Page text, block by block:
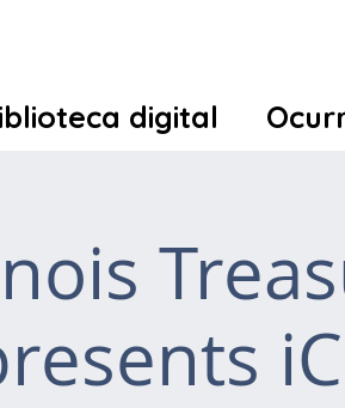
digital